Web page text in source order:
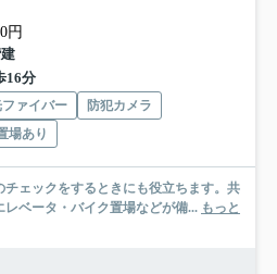
円
16分
ァイバー
防犯カメラ
場あり
ェックをするときにも役立ちます。共
ベータ・バイク置場などが備... もっと